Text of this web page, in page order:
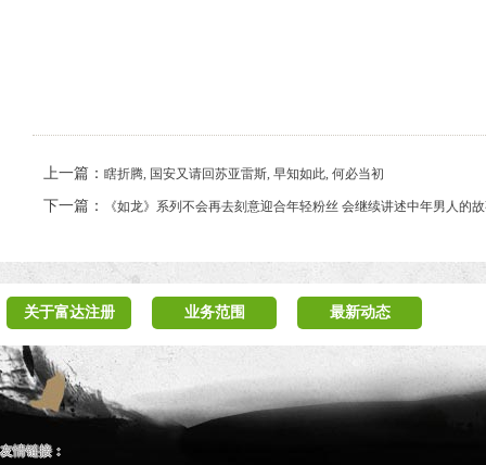
上一篇： 瞎折腾, 国安又请回苏亚雷斯, 早知如此, 何必当初
下一篇： 《如龙》系列不会再去刻意迎合年轻粉丝 会继续讲述中年男人的
关于富达注册 业务范围 最新动态
友情链接：